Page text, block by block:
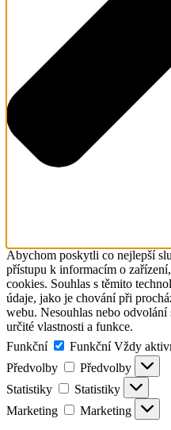
Abychom poskytli co nejlepší
přístupu k informacím o
cookies. Souhlas s těmito
údaje, jako je chování při
webu. Nesouhlas nebo
určité vlastnosti a funkce.
Funkční
Funkční Vždy
Předvolby
Předvolby
Statistiky
Statistiky
Marketing
Marketing